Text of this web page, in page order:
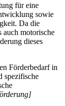
für eine
sowie
Da die
auch motorische
dieses
Förderbedarf in
spezifische